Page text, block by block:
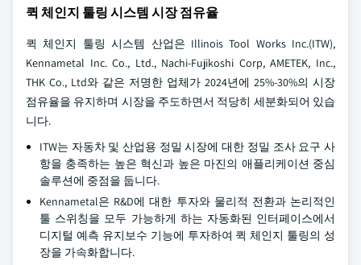
퀵 체인지 툴링 시스템 시장 점유율
퀵 체인지 툴링 시스템 산업은 Illinois Tool Works Inc.(ITW),
Kennametal Inc. Co., Ltd., Nachi-Fujikoshi Corp, AMETEK, Inc.,
THK Co., Ltd와 같은 저명한 업체가 2024년에 25%-30%의 시장
점유율을 유지하며 시장을 주도하면서 적당히 세분화되어 있습
니다.
ITW는 자동차 및 산업용 정밀 시장에 대한 정밀 조사 요구 사
항을 충족하는 높은 혁신과 높은 마진의 애플리케이션 중심
솔루션에 중점을 둡니다.
Kennametal은 R&D에 대한 투자와 물리적 전환과 논리적인
툴 스위칭을 모두 가능하게 하는 자동화된 인터페이스에서
디지털 예측 유지보수 기능에 투자하여 퀵 체인지 툴링의 성
장을 가속화합니다.